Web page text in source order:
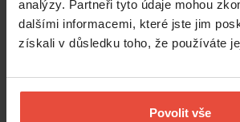
analýzy. Partneři tyto údaje mohou
dalšími informacemi, které jste jim
získali v důsledku toho, že používáte
Povolit vše